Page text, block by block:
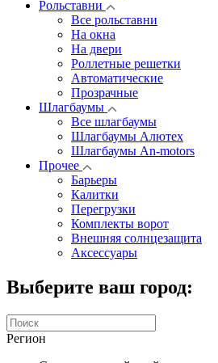
Рольставни
Все рольставни
На окна
На двери
Роллетные решетки
Автоматические
Прозрачные
Шлагбаумы
Все шлагбаумы
Шлагбаумы Алютех
Шлагбаумы An-motors
Прочее
Барьеры
Калитки
Перегрузки
Комплекты ворот
Внешняя солнцезащита
Аксессуары
Выберите ваш город:
Регион